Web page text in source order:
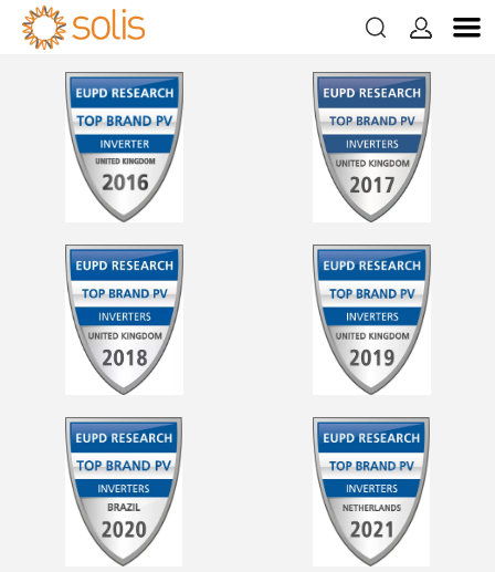
 
Vinh danh Sản phẩm